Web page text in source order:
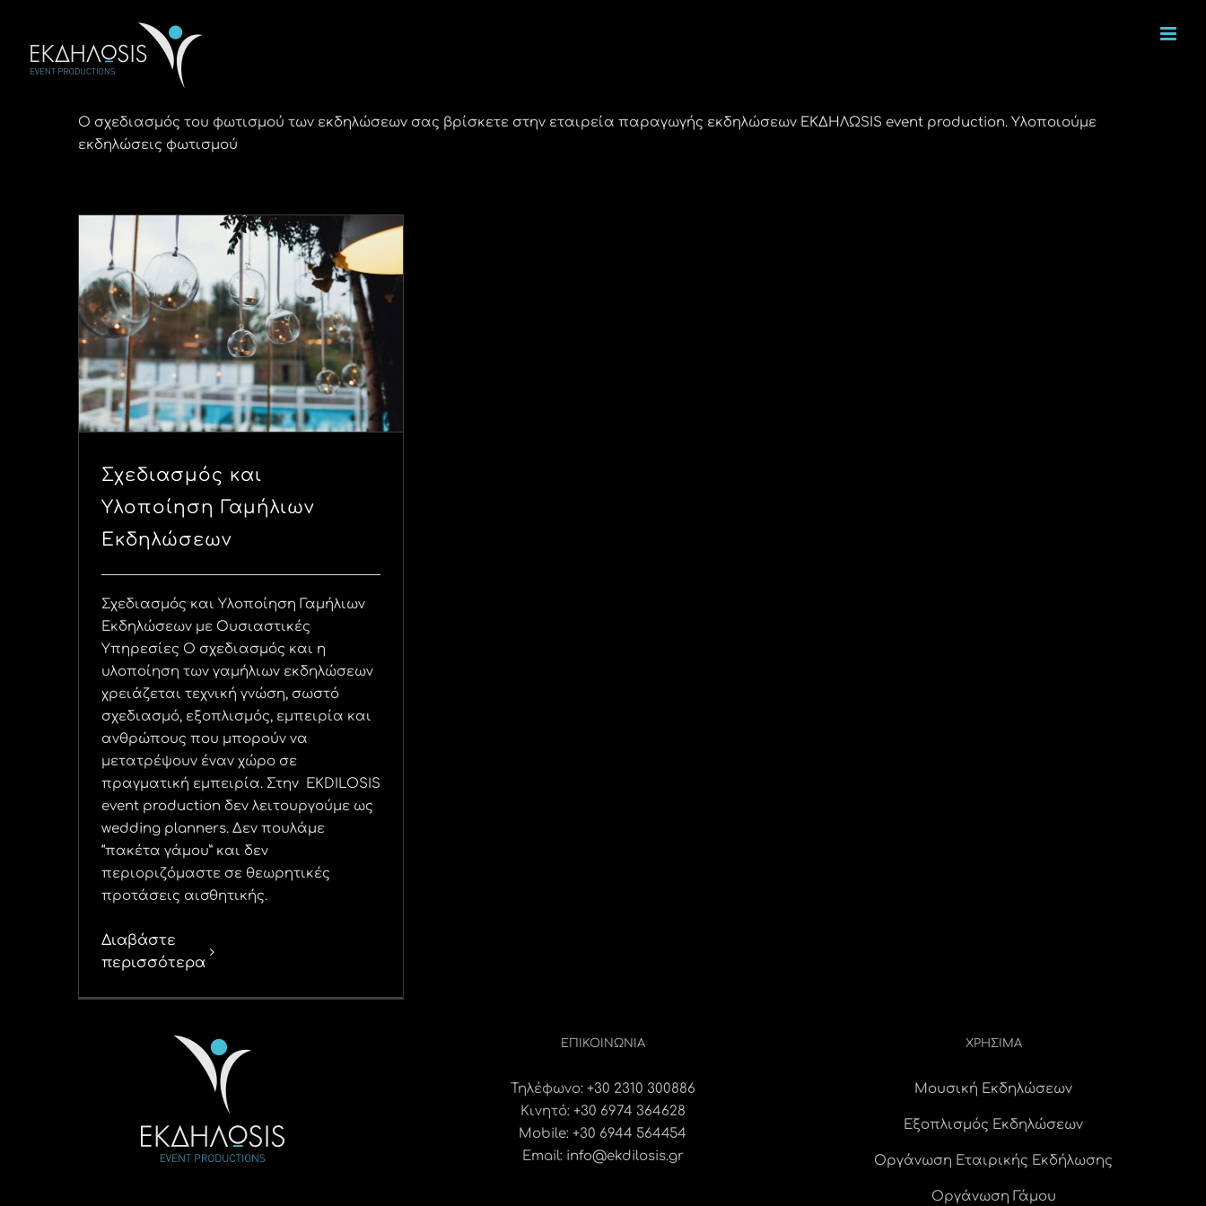
περιεχόμενο
Ο σχεδιασμός του φωτισμού των εκδηλώσεων σας βρίσκετε στην εταιρεία παραγωγής εκδηλώσεων ΕΚΔΗΛΩSIS event production. Υλοποιούμε
εκδηλώσεις φωτισμού
Σχεδιασμός και
Υλοποίηση Γαμήλιων
Εκδηλώσεων
Σχεδιασμός και
Υλοποίηση Γαμήλιων
Εκδηλώσεων
Σχεδιασμός και Υλοποίηση Γαμήλιων
Εκδηλώσεων με Ουσιαστικές
Υπηρεσίες Ο σχεδιασμός και η
υλοποίηση των γαμήλιων εκδηλώσεων
χρειάζεται τεχνική γνώση, σωστό
σχεδιασμό, εξοπλισμός, εμπειρία και
ανθρώπους που μπορούν να
μετατρέψουν έναν χώρο σε
πραγματική εμπειρία. Στην EKDILOSIS
event production δεν λειτουργούμε ως
wedding planners. Δεν πουλάμε
“πακέτα γάμου” και δεν
περιοριζόμαστε σε θεωρητικές
προτάσεις αισθητικής.
Διαβάστε
περισσότερα
ΕΠΙΚΟΙΝΩΝΊΑ
Τηλέφωνο: +30 2310 300886
Κινητό: +30 6974 364628
Mobile: +30 6944 564454
Email: info@ekdilosis.gr
ΧΡΗΣΙΜΑ
Μουσική Εκδηλώσεων
Εξοπλισμός Εκδηλώσεων
Οργάνωση Εταιρικής Εκδήλωσης
Οργάνωση Γάμου